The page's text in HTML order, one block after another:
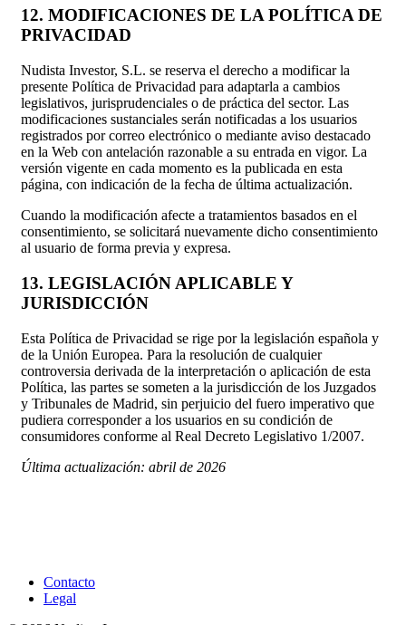
12. MODIFICACIONES DE LA POLÍTICA DE
PRIVACIDAD
Nudista Investor, S.L. se reserva el derecho a modificar la
presente Política de Privacidad para adaptarla a cambios
legislativos, jurisprudenciales o de práctica del sector. Las
modificaciones sustanciales serán notificadas a los usuarios
registrados por correo electrónico o mediante aviso destacado
en la Web con antelación razonable a su entrada en vigor. La
versión vigente en cada momento es la publicada en esta
página, con indicación de la fecha de última actualización.
Cuando la modificación afecte a tratamientos basados en el
consentimiento, se solicitará nuevamente dicho consentimiento
al usuario de forma previa y expresa.
13. LEGISLACIÓN APLICABLE Y
JURISDICCIÓN
Esta Política de Privacidad se rige por la legislación española y
de la Unión Europea. Para la resolución de cualquier
controversia derivada de la interpretación o aplicación de esta
Política, las partes se someten a la jurisdicción de los Juzgados
y Tribunales de Madrid, sin perjuicio del fuero imperativo que
pudiera corresponder a los usuarios en su condición de
consumidores conforme al Real Decreto Legislativo 1/2007.
Última actualización: abril de 2026
Contacto
Legal